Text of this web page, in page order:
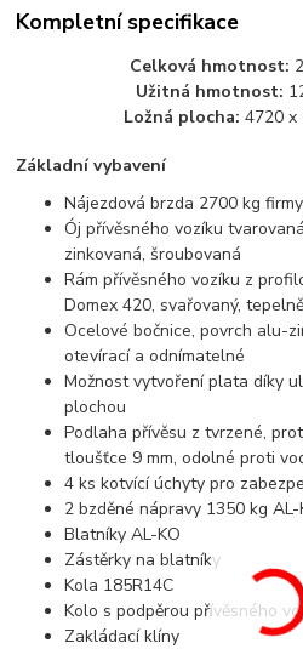
Kompletní specifikace
Celková hmotnost:
Užitná hmotnost:
Ložná plocha: 4720 x
Základní vybavení
Nájezdová brzda 2700 kg
Ój přívěsného vozíku
zinkovaná, šroubovaná
Rám přívěsného vozíku z
Domex 420, svařovaný,
Ocelové bočnice, povrch alu-
otevírací a odnímatelné
Možnost vytvoření plata díky
plochou
Podlaha přívěsu z tvrzené,
tloušťce 9 mm, odolné proti
4 ks kotvící úchyty pro
2 bzděné nápravy 1350 kg
Blatníky AL-KO
Zástěrky na blatníky
Kola 185R14C
Kolo s podpěroupřívěsného
Zakládací klíny